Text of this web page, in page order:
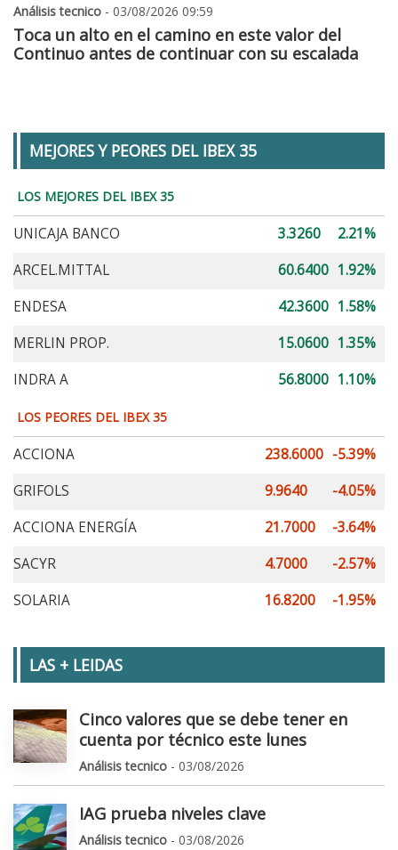
Análisis tecnico - 03/08/2026 09:59
Toca un alto en el camino en este valor del
Continuo antes de continuar con su escalada
MEJORES Y PEORES DEL IBEX 35
LOS MEJORES DEL IBEX 35
UNICAJA BANCO 3.3260
2.21%
ARCEL.MITTAL
60.6400 1.92%
ENDESA
42.3600 1.58%
MERLIN PROP.
15.0600 1.35%
INDRA A
56.8000 1.10%
LOS PEORES DEL IBEX 35
ACCIONA 238.6000 -5.39%
GRIFOLS
9.9640
-4.05%
ACCIONA ENERGÍA
21.7000
-3.64%
SACYR
4.7000
-2.57%
SOLARIA
16.8200 -1.95%
LAS + LEIDAS
Cinco valores que se debe tener en
cuenta por técnico este lunes
Análisis tecnico - 03/08/2026
IAG prueba niveles clave
Análisis tecnico - 03/08/2026